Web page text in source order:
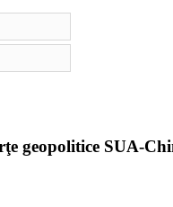
geopolitice SUA-